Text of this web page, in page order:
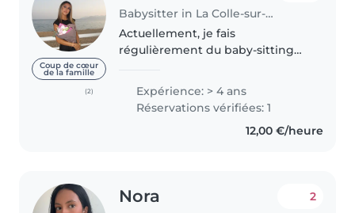
Coup de cœur
de la famille
(2)
Babysitter in La Colle-sur-Loup
Actuellement, je fais
régulièrement du baby-sitting
l'ai déjà eu l'occasion de garder
seule jusqu'à 15 enfants lors
Expérience: > 4 ans
Réservations vérifiées: 1
12,00 €/heure
Nora 2